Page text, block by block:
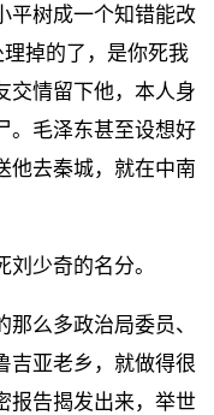
平树成一个知错能改
掉的了，是你死我
交情留下他，本人身
。毛泽东甚至设想好
他去秦城，就在中南
少奇的名分。
么多政治局委员、
吉亚老乡，就做得很
报告揭发出来，举世